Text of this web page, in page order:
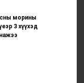
морины
3 хүүхэд